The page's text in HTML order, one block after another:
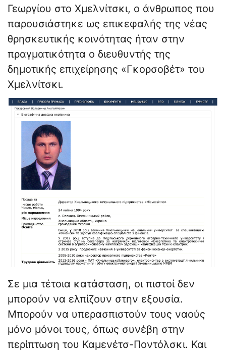
Γεωργίου στο Χμελνίτσκι, ο άνθρωπος που
παρουσιάστηκε ως επικεφαλής της νέας
θρησκευτικής κοινότητας ήταν στην
πραγματικότητα ο διευθυντής της
δημοτικής επιχείρησης «Γκορσοβέτ» του
Χμελνίτσκι.
Σε μια τέτοια κατάσταση, οι πιστοί δεν
μπορούν να ελπίζουν στην εξουσία.
Μπορούν να υπερασπιστούν τους ναούς
μόνο μόνοι τους, όπως συνέβη στην
περίπτωση του Καμενέτσ-Ποντόλσκι. Και